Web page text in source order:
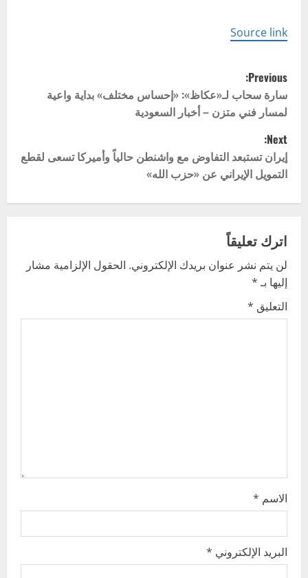
Source link
P
o
s
t
n
v
i
g
Previous:
سارة سحاب لـ«عكاظ»: «إحساس مختلف» بداية واعية
لمسار فني متزن – أخبار السعودية
Next:
إيران تستبعد التفاوض مع واشنطن حالياً وأميركا تسعى لقطع
التمويل الإيراني عن «حزب الله»
اترك تعليقاً
لن يتم نشر عنوان بريدك الإلكتروني. الحقول الإلزامية مشار
إليها بـ*
التعليق *
الاسم *
البريد الإلكتروني *